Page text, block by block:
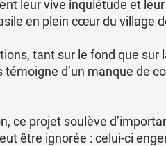
leur vive inquiétude et
en plein cœur du village
tant sur le fond que sur
d’un manque de
ce projet soulève
être ignorée : celui-ci